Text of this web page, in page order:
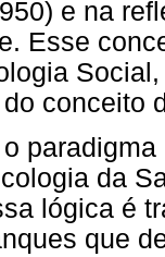
e na
Esse
conceito
da
lógica é
que